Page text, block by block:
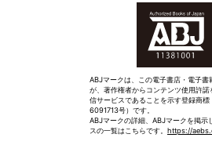
ABJマークは、この電子書店・電子書
が、著作権者からコンテンツ使用許諾
信サービスであることを示す登録商標
6091713号）です。
ABJマークの詳細、ABJマークを掲示
スの一覧はこちらです。 https://